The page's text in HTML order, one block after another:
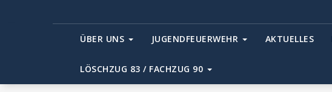
ÜBER UNS JUGENDFEUERWEHR AKTUELLES
LÖSCHZUG 83 / FACHZUG 90